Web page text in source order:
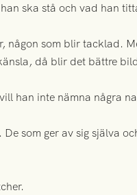
ska stå och vad han
någon som blir tacklad.
då blir det bättre
han inte nämna några
som ger av sig själva